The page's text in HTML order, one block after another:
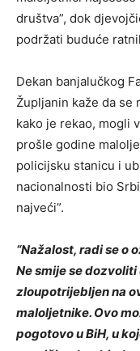
društva”, dok
podržati buduće
Dekan banjalučkog
Župljanin kaže da se
kako je rekao, mogli
prošle godine
policijsku stanicu i
nacionalnosti bio
najveći”.
“Nažalost, radi se o
Ne smije se
zloupotrijebljen na
maloljetnike. Ovo
pogotovo u BiH, u